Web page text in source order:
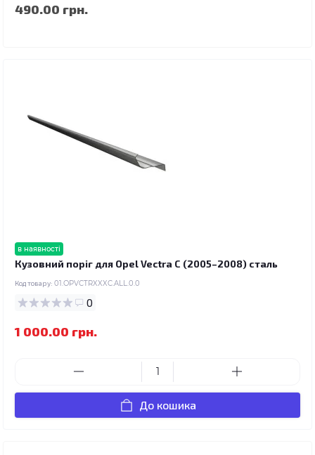
490.00 грн.
в наявності
Кузовний поріг для Opel Vectra C (2005–2008) сталь
Код товару: 01.OPVCTRXXXC.ALL.0.0
0
1 000.00 грн.
До кошика